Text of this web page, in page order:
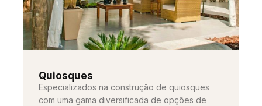
Quiosques
Especializados na construção de quiosques
com uma gama diversificada de opções de